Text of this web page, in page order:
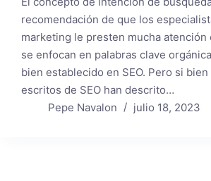
recomendación de que los
marketing le presten mucha atención
se enfocan en palabras clave
bien establecido en SEO. Pero si
escritos de SEO han descrito…
Pepe Navalon
julio 18, 2023